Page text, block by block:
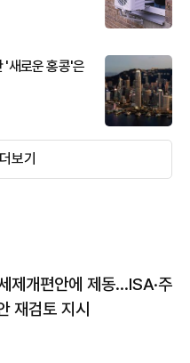
'새로운 홍콩'은
더보기
제개편안에 제동…ISA·주
재검토 지시